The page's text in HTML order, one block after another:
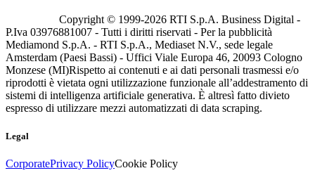
Copyright © 1999-2026 RTI S.p.A. Business Digital -
P.Iva 03976881007 - Tutti i diritti riservati - Per la pubblicità
Mediamond S.p.A. - RTI S.p.A., Mediaset N.V., sede legale
Amsterdam (Paesi Bassi) - Uffici Viale Europa 46, 20093 Cologno
Monzese (MI)Rispetto ai contenuti e ai dati personali trasmessi e/o
riprodotti è vietata ogni utilizzazione funzionale all’addestramento di
sistemi di intelligenza artificiale generativa. È altresì fatto divieto
espresso di utilizzare mezzi automatizzati di data scraping.
Legal
CorporatePrivacy PolicyCookie Policy